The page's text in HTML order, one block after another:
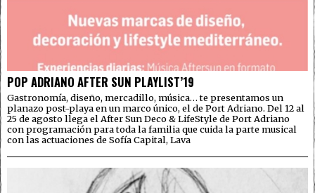
POP ADRIANO AFTER SUN PLAYLIST’19
Gastronomía, diseño, mercadillo, música… te presentamos un
planazo post-playa en un marco único, el de Port Adriano. Del 12 al
25 de agosto llega el After Sun Deco & LifeStyle de Port Adriano
con programación para toda la familia que cuida la parte musical
con las actuaciones de Sofía Capital, Lava